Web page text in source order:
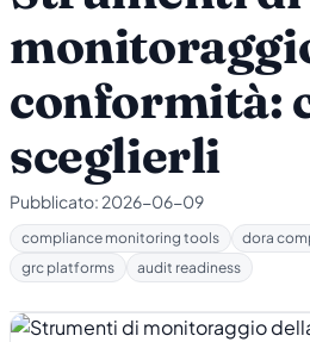
conformità:
sceglierli
Pubblicato: 2026-06-09
compliance monitoring tools dora
grc platforms
audit readiness